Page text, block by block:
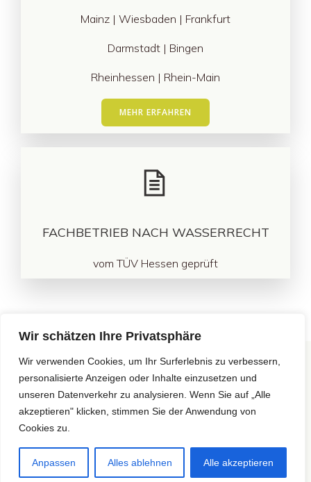
Wir schätzen Ihre Privatsphäre
Wir verwenden Cookies, um Ihr Surferlebnis zu verbessern,
personalisierte Anzeigen oder Inhalte einzusetzen und
unseren Datenverkehr zu analysieren. Wenn Sie auf „Alle
akzeptieren" klicken, stimmen Sie der Anwendung von
Cookies zu.
Anpassen Alles ablehnen Alle akzeptieren
Mainz | Wiesbaden | Frankfurt
Darmstadt | Bingen
Rheinhessen | Rhein-Main
MEHR ERFAHREN
FACHBETRIEB NACH WASSERRECHT
vom TÜV Hessen geprüft
IMPRESSUM
DATENSCHUTZ
using WordPress and
Kubio